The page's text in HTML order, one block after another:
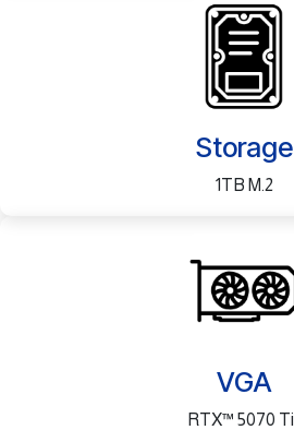
Storage
1TB M.2
VGA